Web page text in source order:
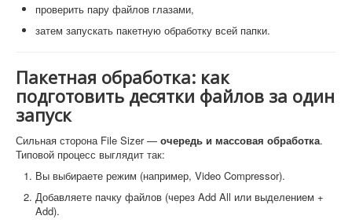
проверить пару файлов глазами,
затем запускать пакетную обработку всей папки.
Пакетная обработка: как
подготовить десятки файлов за один
запуск
Сильная сторона File Sizer — очередь и массовая обработка.
Типовой процесс выглядит так:
Вы выбираете режим (например, Video Compressor).
Добавляете пачку файлов (через Add All или выделением +
Add).